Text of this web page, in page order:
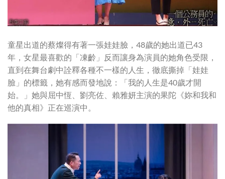
童星出道的蔡燦得有著一張娃娃臉，48歲的她出道已43
年，女星最喜歡的「凍齡」反而讓身為演員的她角色受限，
直到在舞台劇中詮釋各種不一樣的人生，徹底撕掉「娃娃
臉」的標籤，她有感而發地說：「我的人生是40歲才開
始。」她與屈中恆、劉亮佐、賴雅妍主演的果陀《妳和我和
他的真相》正在巡演中。